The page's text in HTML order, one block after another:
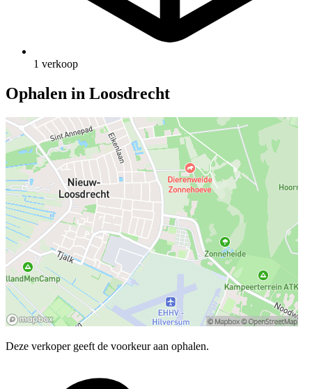
1 verkoop
Ophalen in Loosdrecht
Deze verkoper geeft de voorkeur aan ophalen.